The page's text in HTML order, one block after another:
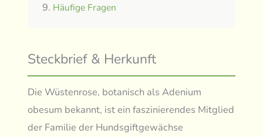
Häufige Fragen
Steckbrief & Herkunft
Die Wüstenrose, botanisch als Adenium
obesum bekannt, ist ein faszinierendes Mitglied
der Familie der Hundsgiftgewächse